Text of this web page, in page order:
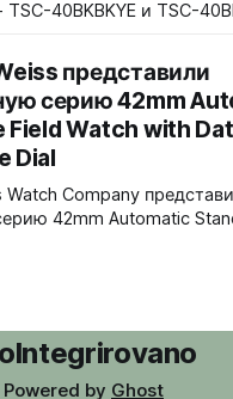
40BKBKYE и TSC-
акценты на чёрном
- полностью
Knot также выполнен в
в комплекте с
представили
серию 42mm
Field Watch with
Dial
Company
42mm Automatic
бренда в Нэшвилле
секундная стрелки,
Фирменная оранжевая
Powered by Ghost